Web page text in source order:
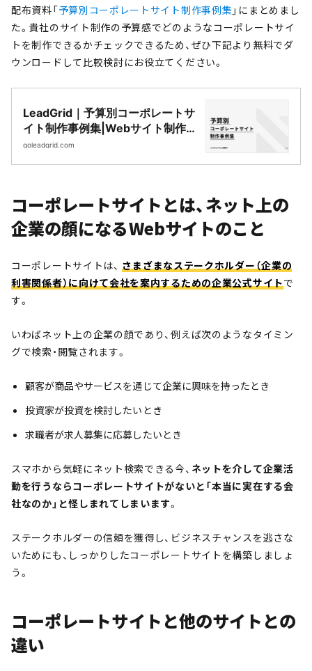
配布資料「予算別コーポレートサイト制作事例集 」にまとめまし
た。貴社のサイト制作の予算感でどのようなコーポレートサイ
トを制作できるかチェックできるため、ぜひ下記より無料でダ
ウンロードして比較検討にお役立てください。
LeadGrid｜予算別コーポレートサ
イト制作事例集|Webサイト制作・
CMS開発｜LeadGrid
goleadgrid.com
コーポレートサイトとは、ネット上の
企業の顔になるWebサイトのこと
コーポレートサイトは、さまざまなステークホルダー（企業の
利害関係者）に向けて会社を案内するための企業公式サイトで
す。
いわばネット上の企業の顔であり、例えば次のようなタイミン
グで検索・閲覧されます。
顧客が商品やサービスを通じて企業に興味を持ったとき
投資家が投資を検討したいとき
求職者が求人募集に応募したいとき
スマホから気軽にネット検索できる今、 ネットを介して企業活
動を行うならコーポレートサイトがないと「本当に実在する会
社なのか」と怪しまれてしまいます。
ステークホルダーの信頼を獲得し、ビジネスチャンスを逃さな
いためにも、しっかりしたコーポレートサイトを構築しましょ
う。
コーポレートサイトと他のサイトとの
違い